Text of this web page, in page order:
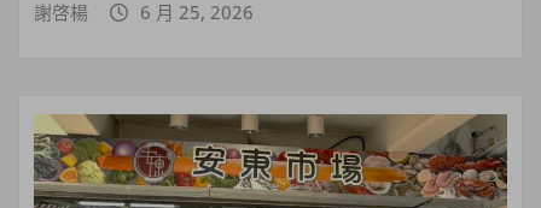
謝啓楊 6 月 25, 2026